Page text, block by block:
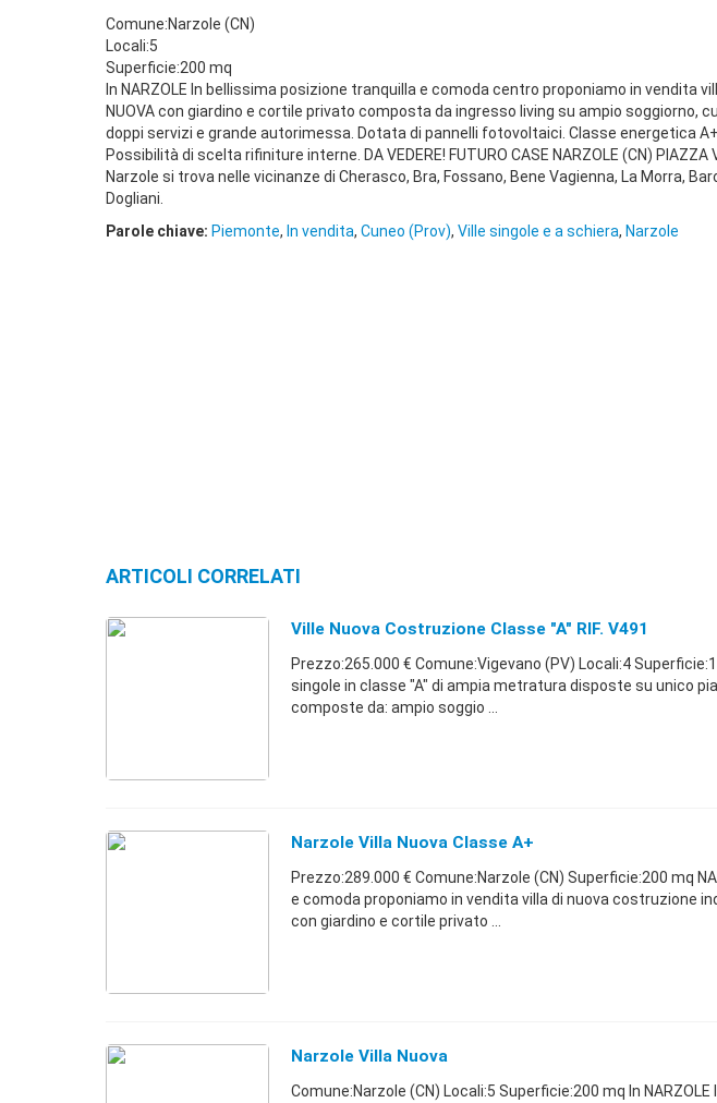
Comune:Narzole (CN)
Locali:5
Superficie:200 mq
In NARZOLE In bellissima posizione tranquilla e comoda centro proponiamo in vendita
NUOVA con giardino e cortile privato composta da ingresso living su ampio soggiorno,
doppi servizi e grande autorimessa. Dotata di pannelli fotovoltaici. Classe energetica
Possibilità di scelta rifiniture interne. DA VEDERE! FUTURO CASE NARZOLE (CN) PIAZZA
Narzole si trova nelle vicinanze di Cherasco, Bra, Fossano, Bene Vagienna, La Morra,
Dogliani.
Parole chiave: Piemonte, In vendita, Cuneo (Prov), Ville singole e a schiera, Narzole
ARTICOLI CORRELATI
Ville Nuova Costruzione Classe "A" RIF. V491
Prezzo:265.000 € Comune:Vigevano (PV) Locali:4
singole in classe "A" di ampia metratura disposte su unico
composte da: ampio soggio ...
Narzole Villa Nuova Classe A+
Prezzo:289.000 € Comune:Narzole (CN) Superficie:200 mq
e comoda proponiamo in vendita villa di nuova costruzione
con giardino e cortile privato ...
Narzole Villa Nuova
Comune:Narzole (CN) Locali:5 Superficie:200 mq In